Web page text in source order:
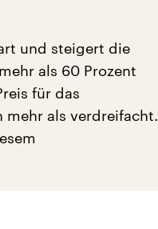
und steigert die
als 60 Prozent
für das
mehr als verdreifacht.